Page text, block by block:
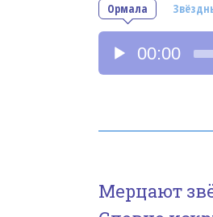
Ормала
Аудиоплеер
00:00
Мерцают